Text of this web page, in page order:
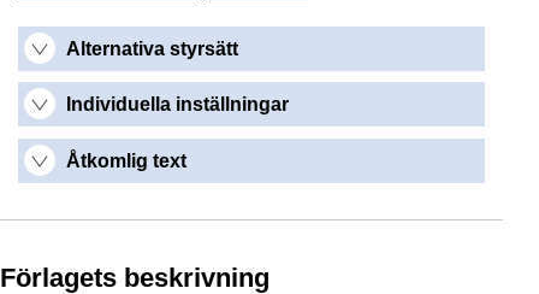
Alternativa styrsätt
Individuella inställningar
Åtkomlig text
Förlagets beskrivning